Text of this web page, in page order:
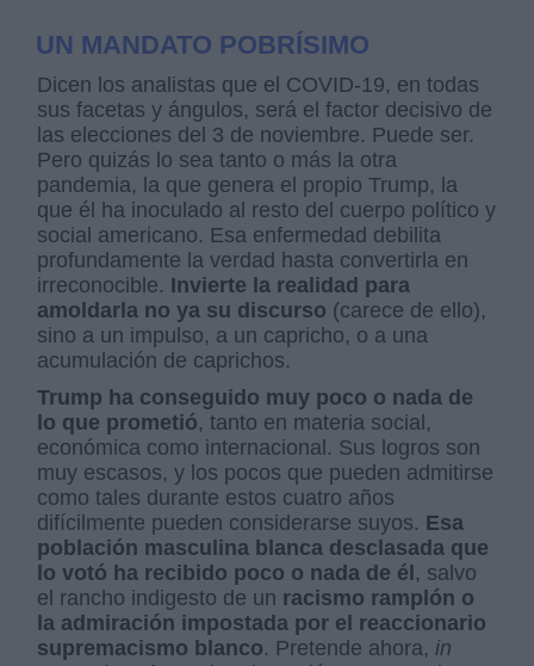
UN MANDATO POBRÍSIMO
Dicen los analistas que el COVID-19, en todas
sus facetas y ángulos, será el factor decisivo de
las elecciones del 3 de noviembre. Puede ser.
Pero quizás lo sea tanto o más la otra
pandemia, la que genera el propio Trump, la
que él ha inoculado al resto del cuerpo político y
social americano. Esa enfermedad debilita
profundamente la verdad hasta convertirla en
irreconocible. Invierte la realidad para
amoldarla no ya su discurso (carece de ello),
sino a un impulso, a un capricho, o a una
acumulación de caprichos.
Trump ha conseguido muy poco o nada de
lo que prometió, tanto en materia social,
económica como internacional. Sus logros son
muy escasos, y los pocos que pueden admitirse
como tales durante estos cuatro años
difícilmente pueden considerarse suyos. Esa
población masculina blanca desclasada que
lo votó ha recibido poco o nada de él , salvo
el rancho indigesto de un racismo ramplón o
la admiración impostada por el reaccionario
supremacismo blanco. Pretende ahora,in